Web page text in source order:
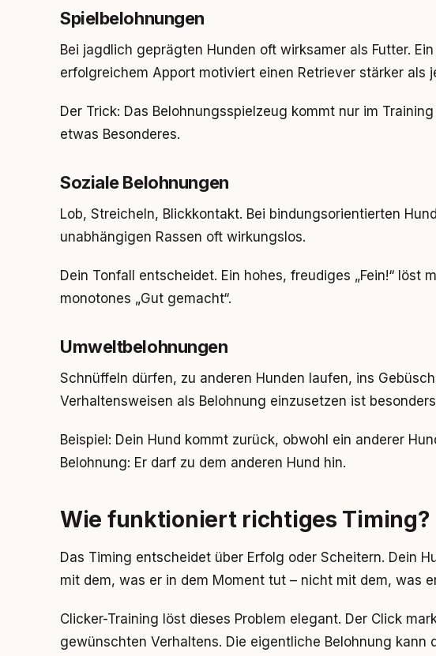
Spielbelohnungen
Bei jagdlich geprägten Hunden oft wirksamer als Futter.
erfolgreichem Apport motiviert einen Retriever stärker als
Der Trick: Das Belohnungsspielzeug kommt nur im
etwas Besonderes.
Soziale Belohnungen
Lob, Streicheln, Blickkontakt. Bei bindungsorientierten
unabhängigen Rassen oft wirkungslos.
Dein Tonfall entscheidet. Ein hohes, freudiges „Fein!“ löst
monotones „Gut gemacht“.
Umweltbelohnungen
Schnüffeln dürfen, zu anderen Hunden laufen, ins
Verhaltensweisen als Belohnung einzusetzen ist
Beispiel: Dein Hund kommt zurück, obwohl ein anderer
Belohnung: Er darf zu dem anderen Hund hin.
Wie funktioniert richtiges Timing?
Das Timing entscheidet über Erfolg oder Scheitern. Dein
mit dem, was er in dem Moment tut – nicht mit dem, was
Clicker-Training löst dieses Problem elegant. Der Click
gewünschten Verhaltens. Die eigentliche Belohnung kann